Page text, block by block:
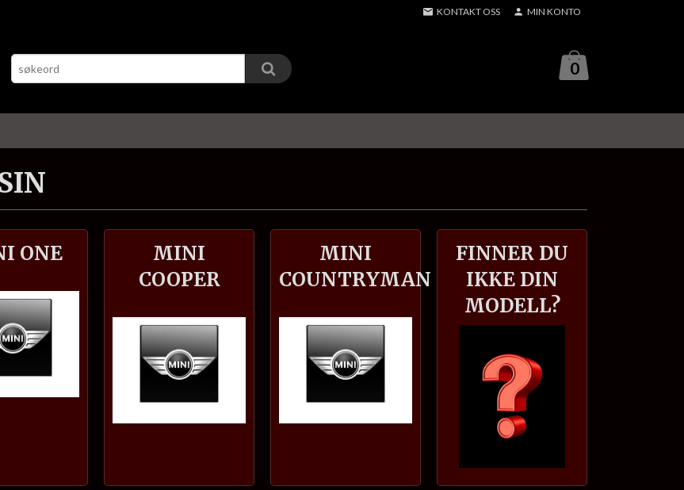
KONTAKT OSS MIN KONTO
0
ONE
MINI
COOPER
MINI
COUNTRYMAN
FINNER DU
IKKE DIN
MODELL?